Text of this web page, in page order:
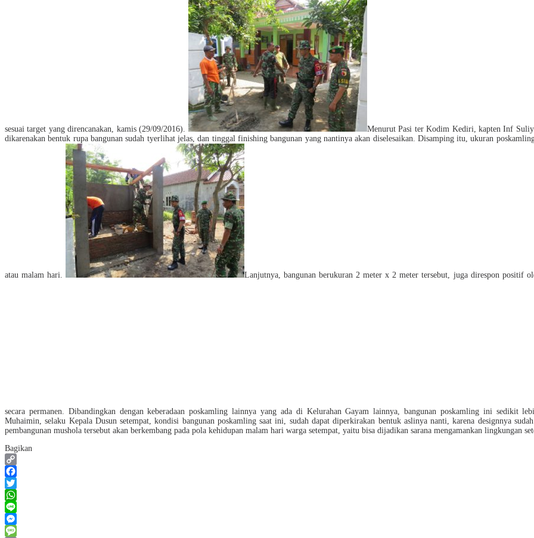
sesuai target yang direncanakan, kamis (29/09/2016).
Menurut Pasi ter Kodim Kediri, kapten Inf
dikarenakan bentuk rupa bangunan sudah tyerlihat jelas, dan tinggal finishing bangunan yang nantinya akan diselesaikan. Disamping itu, ukuran
atau malam hari. Lanjutnya, bangunan berukuran 2 meter x 2 meter tersebut, juga direspon positif
secara permanen. Dibandingkan dengan keberadaan poskamling lainnya yang ada di Kelurahan Gayam lainnya, bangunan poskamling ini sedikit
Muhaimin, selaku Kepala Dusun setempat, kondisi bangunan poskamling saat ini, sudah dapat diperkirakan bentuk aslinya nanti, karena designnya
pembangunan mushola tersebut akan berkembang pada pola kehidupan malam hari warga setempat, yaitu bisa dijadikan sarana mengamankan lingkungan
Bagikan
Copy
Link
Facebook
Twitter
WhatsApp
Line
Messenger